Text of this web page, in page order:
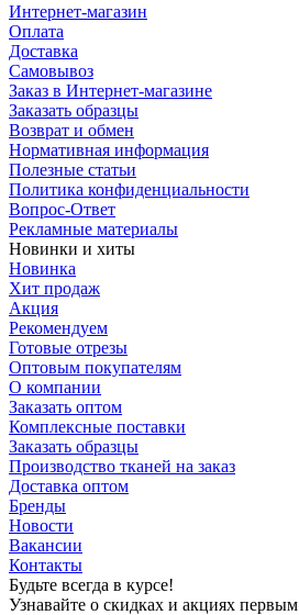
Интернет-магазин
Оплата
Доставка
Самовывоз
Заказ в Интернет-магазине
Заказать образцы
Возврат и обмен
Нормативная информация
Полезные статьи
Политика конфиденциальности
Вопрос-Ответ
Рекламные материалы
Новинки и хиты
Новинка
Хит продаж
Акция
Рекомендуем
Готовые отрезы
Оптовым покупателям
О компании
Заказать оптом
Комплексные поставки
Заказать образцы
Производство тканей на заказ
Доставка оптом
Бренды
Новости
Вакансии
Контакты
Будьте всегда в курсе!
Узнавайте о скидках и акциях первым